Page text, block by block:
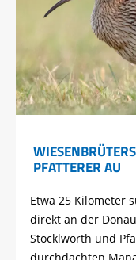
PFATTERER AU
Etwa 25 Kilometer
direkt an der
Stöcklwörth und